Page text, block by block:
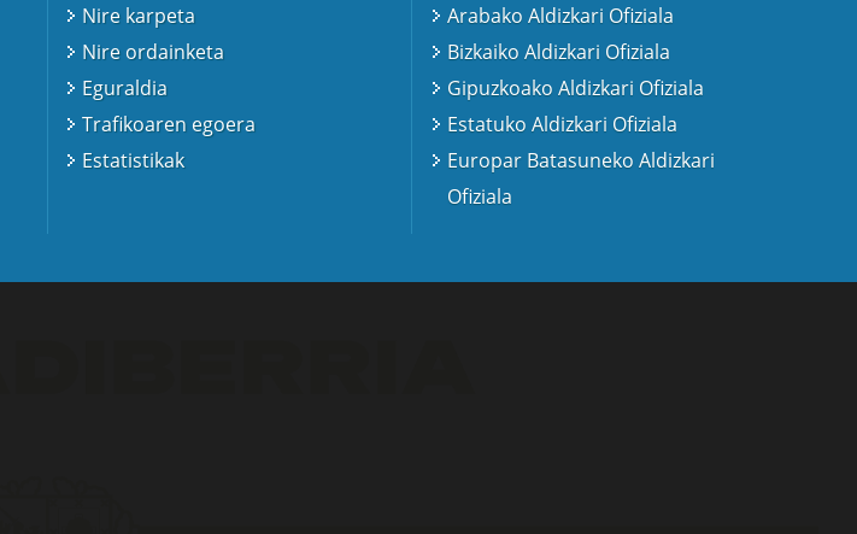
Nire karpeta
Nire ordainketa
Eguraldia
Trafikoaren egoera
Estatistikak
Arabako Aldizkari Ofiziala
Bizkaiko Aldizkari Ofiziala
Gipuzkoako Aldizkari Ofiziala
Estatuko Aldizkari Ofiziala
Europar Batasuneko Aldizkari
Ofiziala